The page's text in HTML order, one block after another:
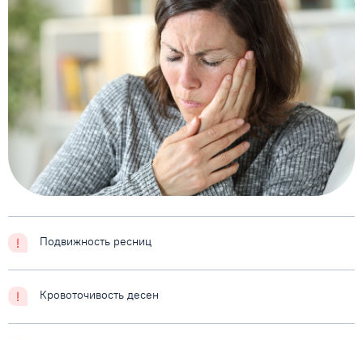
Подвижность ресниц
Кровоточивость десен